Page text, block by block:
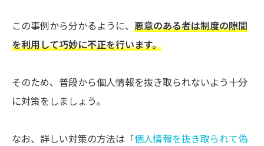
この事例から分かるように、 悪意のある者は制度の隙間
を利用して巧妙に不正を行います。
そのため、普段から個人情報を抜き取られないよう十分
に対策をしましょう。
なお、詳しい対策の方法は「個人情報を抜き取られて偽